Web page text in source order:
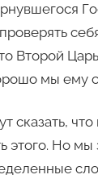
Второй
мы ему
сказать, что
этого. Но мы